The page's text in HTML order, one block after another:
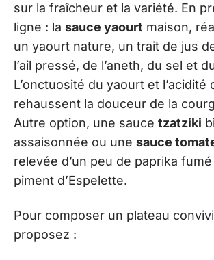
sur la fraîcheur et la variété. En
ligne : la sauce yaourt maison,
un yaourt nature, un trait de jus
l’ail pressé, de l’aneth, du sel et
L’onctuosité du yaourt et l’acidité
rehaussent la douceur de la
Autre option, une sauce tzatziki
assaisonnée ou une sauce
relevée d’un peu de paprika
piment d’Espelette.
Pour composer un plateau
proposez :